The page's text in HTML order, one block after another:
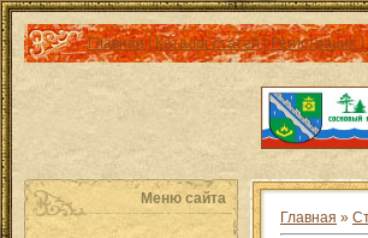
Главная|Каталог статей|Регистрация |
Меню сайта
Главная »